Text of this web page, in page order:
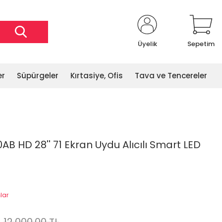
Üyelik Sepetim
Süpürgeler Kırtasiye, Ofis Tava ve Tencereler
HD 28'' 71 Ekran Uydu Alıcılı Smart LED